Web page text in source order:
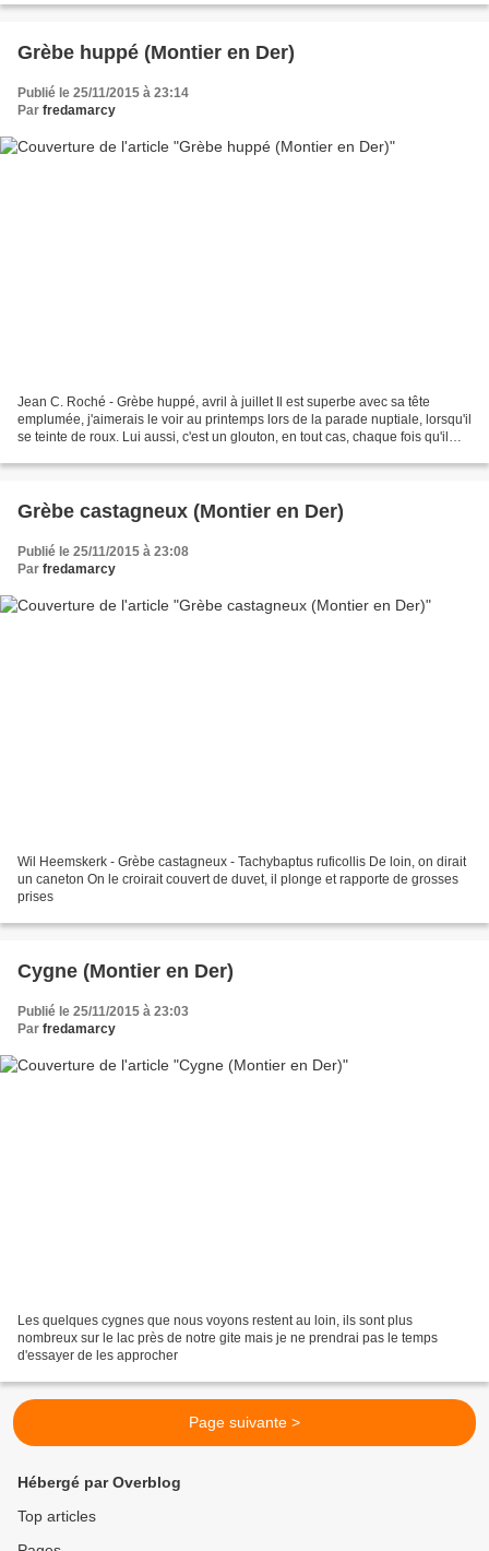
Grèbe huppé (Montier en Der)
Publié le 25/11/2015 à 23:14
Par fredamarcy
Jean C. Roché - Grèbe huppé, avril à juillet Il est superbe avec sa tête
emplumée, j'aimerais le voir au printemps lors de la parade nuptiale, lorsqu'il
se teinte de roux. Lui aussi, c'est un glouton, en tout cas, chaque fois qu'il
Grèbe castagneux (Montier en Der)
Publié le 25/11/2015 à 23:08
Par fredamarcy
Wil Heemskerk - Grèbe castagneux - Tachybaptus ruficollis De loin, on dirait
un caneton On le croirait couvert de duvet, il plonge et rapporte de grosses
prises
Cygne (Montier en Der)
Publié le 25/11/2015 à 23:03
Par fredamarcy
Les quelques cygnes que nous voyons restent au loin, ils sont plus
nombreux sur le lac près de notre gite mais je ne prendrai pas le temps
d'essayer de les approcher
Page suivante >
Hébergé par Overblog
Top articles